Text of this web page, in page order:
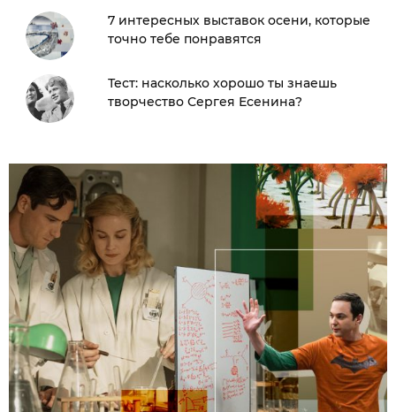
7 интересных выставок осени, которые
точно тебе понравятся
Тест: насколько хорошо ты знаешь
творчество Сергея Есенина?